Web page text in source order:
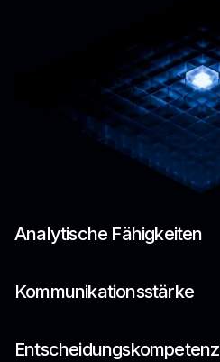
Analytische Fähigkeiten
Kommunikationsstärke
Entscheidungskompetenz